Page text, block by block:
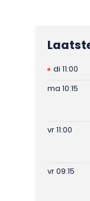
di 11:00
ma 10:15
vr 11:00
vr 09:15